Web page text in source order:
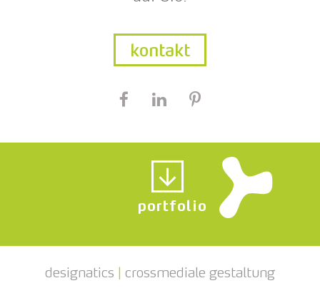
kontakt
portfolio
designatics | crossmediale gestaltung